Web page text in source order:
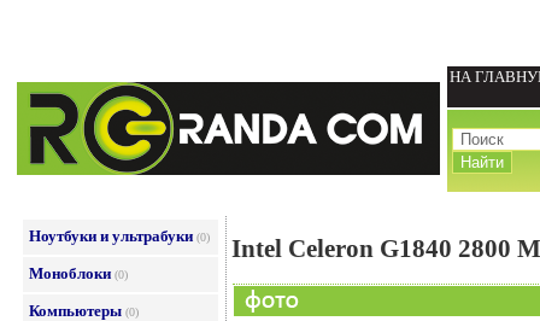
НА
Ноутбуки и ультрабуки (0)
Моноблоки (0)
Компьютеры (0)
Intel Celeron G1840 2800